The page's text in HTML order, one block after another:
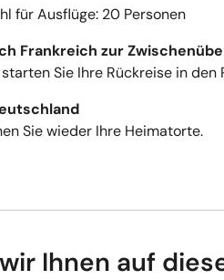
für Ausflüge: 20 Personen
Frankreich zur
Sie Ihre Rückreise in den
Sie wieder Ihre Heimatorte.
Ihnen auf